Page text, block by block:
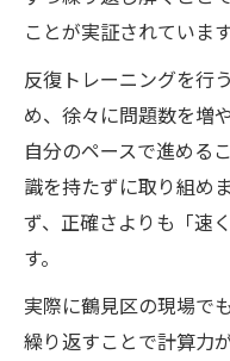
ことが実証されています
反復トレーニングを行
め、徐々に問題数を増
自分のペースで進める
識を持たずに取り組め
ず、正確さよりも「速
す。
実際に鶴見区の現場で
繰り返すことで計算力